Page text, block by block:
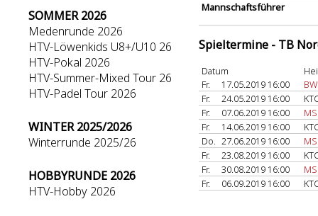
SOMMER 2026
Medenrunde 2026
HTV-Löwenkids U8+/U10 26
HTV-Pokal 2026
HTV-Summer-Mixed Tour 26
HTV-Padel Tour 2026
WINTER 2025/2026
Winterrunde 2025/26
HOBBYRUNDE 2026
HTV-Hobby 2026
Mannschaftsführer
Spieltermine - TB
Datum
Fr.
17.05.2019 16:00
Fr.
24.05.2019 16:00
Fr.
07.06.2019 16:00
Fr.
14.06.2019 16:00
Do. 27.06.2019 16:00
Fr.
23.08.2019 16:00
Fr.
30.08.2019 16:00
Fr.
06.09.2019 16:00